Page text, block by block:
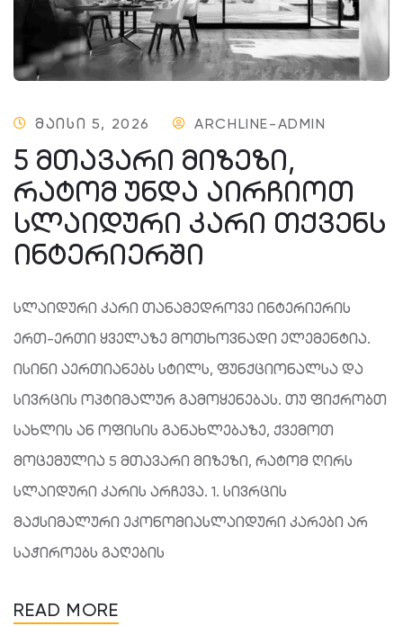
ᲛᲐᲘᲡᲘ 5, 2026 ARCHLINE-ADMIN
5 ᲛᲗᲐᲕᲐᲠᲘ ᲛᲘᲖᲔᲖᲘ,
ᲠᲐᲢᲝᲛ ᲣᲜᲓᲐ ᲐᲘᲠᲩᲘᲝᲗ
ᲡᲚᲐᲘᲓᲣᲠᲘ ᲙᲐᲠᲘ ᲗᲥᲕᲔᲜᲡ
ᲘᲜᲢᲔᲠᲘᲔᲠᲨᲘ
სლაიდური კარი თანამედროვე ინტერიერის
ერთ-ერთი ყველაზე მოთხოვნადი ელემენტია.
ისინი აერთიანებს სტილს, ფუნქციონალსა და
სივრცის ოპტიმალურ გამოყენებას. თუ ფიქრობთ
სახლის ან ოფისის განახლებაზე, ქვემოთ
მოცემულია 5 მთავარი მიზეზი, რატომ ღირს
სლაიდური კარის არჩევა. 1. სივრცის
მაქსიმალური ეკონომიასლაიდური კარები არ
საჭიროებს გაღების
READ MORE